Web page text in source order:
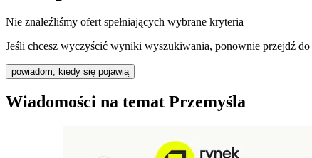
Nie znaleźliśmy ofert spełniających wybrane kryteria
Jeśli chcesz wyczyścić wyniki wyszukiwania, ponownie przejdź do
powiadom, kiedy się pojawią
Wiadomości na temat Przemyśla